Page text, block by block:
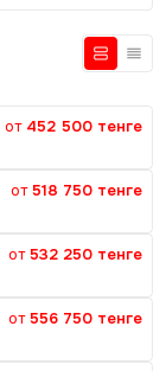
от 452 500 тенге
от518 750 тенге
от532 250 тенге
от556 750 тенге